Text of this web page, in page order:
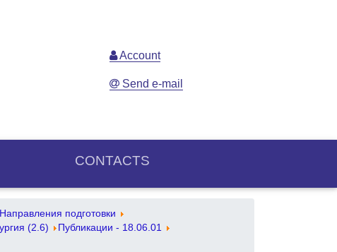
Account
Send e-mail
CONTACTS
Направления подготовки
(2.6)
Публикации - 18.06.01